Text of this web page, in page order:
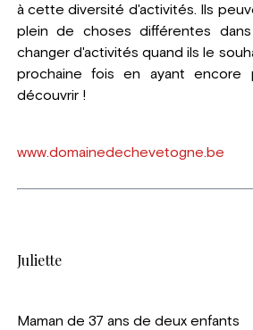
à cette diversité d'activités. Ils
plein de choses différentes
changer d'activités quand ils le
prochaine fois en ayant encore
découvrir !
www.domainedechevetogne.be
Juliette
Maman de 37 ans de deux enfants